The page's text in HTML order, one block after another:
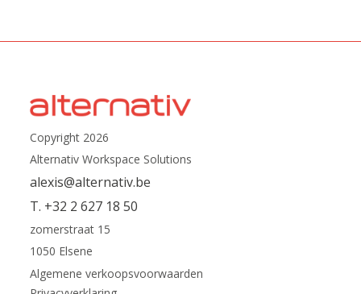
Copyright 2026
Alternativ Workspace Solutions
alexis@alternativ.be
T. +32 2 627 18 50
zomerstraat 15
1050 Elsene
Algemene verkoopsvoorwaarden